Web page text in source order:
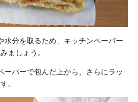
水分を取るため、キッチンペーパー
ましょう。
ーパーで包んだ上から、さらにラッ
。